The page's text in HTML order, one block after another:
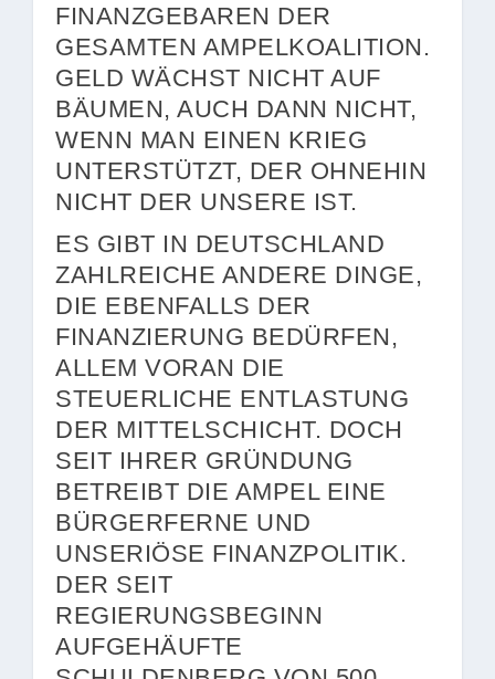
FINANZGEBAREN DER
GESAMTEN AMPELKOALITION.
GELD WÄCHST NICHT AUF
BÄUMEN, AUCH DANN NICHT,
WENN MAN EINEN KRIEG
UNTERSTÜTZT, DER OHNEHIN
NICHT DER UNSERE IST.
ES GIBT IN DEUTSCHLAND
ZAHLREICHE ANDERE DINGE,
DIE EBENFALLS DER
FINANZIERUNG BEDÜRFEN,
ALLEM VORAN DIE
STEUERLICHE ENTLASTUNG
DER MITTELSCHICHT. DOCH
SEIT IHRER GRÜNDUNG
BETREIBT DIE AMPEL EINE
BÜRGERFERNE UND
UNSERIÖSE FINANZPOLITIK.
DER SEIT
REGIERUNGSBEGINN
AUFGEHÄUFTE